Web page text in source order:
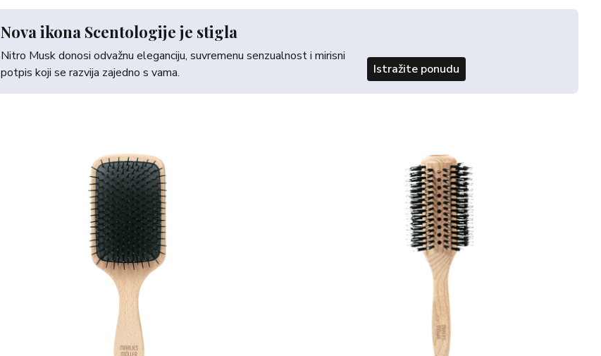
Nova ikona Scentologije je stigla
Nitro Musk donosi odvažnu eleganciju, suvremenu senzualnost i mirisni
potpis koji se razvija zajedno s vama.
Istražite ponudu